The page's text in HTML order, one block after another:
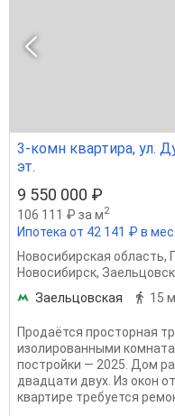
3-комн квартира, ул.
эт.
9 550 000 ₽
106 111 ₽ за м2
Ипотека от 42 141 ₽ в
Новосибирская область,
Новосибирск,
Заельцовская
15
Продаётся просторная
изолированными
постройки — 2025. Дом
двадцати двух. Из окон
квартире требуется